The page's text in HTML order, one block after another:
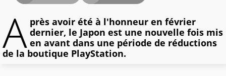
A près avoir été à l'honneur en février
dernier, le Japon est une nouvelle fois mis
en avant dans une période de réductions
de la boutique PlayStation.